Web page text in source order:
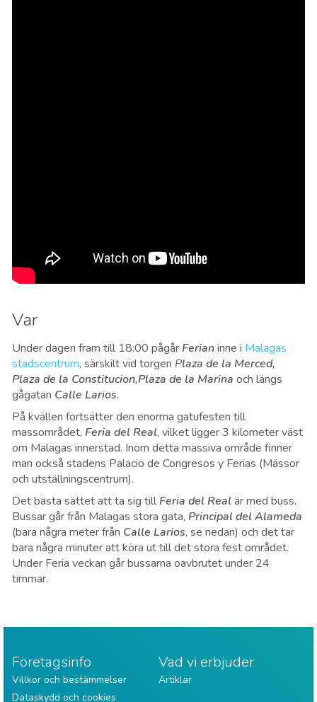
Var
Under dagen fram till 18:00 pågår Ferianinne i Malagas
stadscentrum, särskilt vid torgen Plaza de la Merced,
Plaza de la Constitucion,Plaza de la Marina och längs
gågatan Calle Larios.
På kvällen fortsätter den enorma gatufesten till
massområdet, Feria del Real, vilket ligger 3 kilometer väst
om Malagas innerstad. Inom detta massiva område finner
man också stadens Palacio de Congresos y Ferias (Mässor
och utställningscentrum).
Det bästa sättet att ta sig till Feria del Realär med buss.
Bussar går från Malagas stora gata, Principal del Alameda
(bara några meter från Calle Larios, se nedan) och det tar
bara några minuter att köra ut till det stora fest området.
Under Feria veckan går bussarna oavbrutet under 24
timmar.
Företagsinfo
Villkor och bestämmelser
Dataskydd och cookies
Vad vi erbjuder
Artiklar